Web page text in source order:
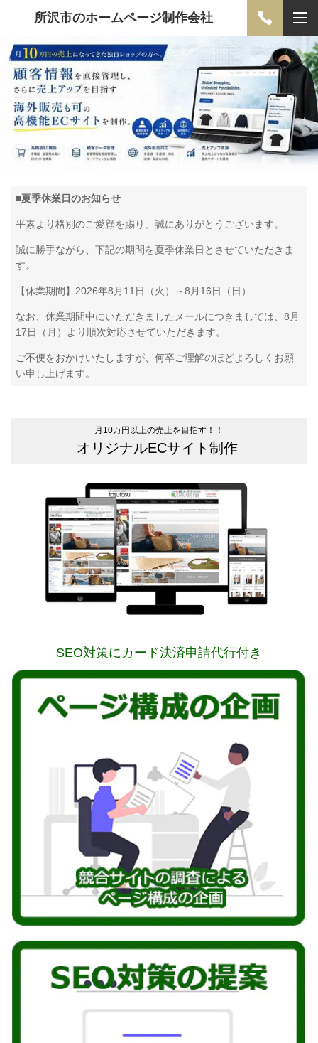
所沢市のホームページ制作会社
■夏季休業日のお知らせ
平素より格別のご愛顧を賜り、誠にありがとうございます。
誠に勝手ながら、下記の期間を夏季休業日とさせていただきま
す。
【休業期間】2026年8月11日（火）～8月16日（日）
なお、休業期間中にいただきましたメールにつきましては、8月
17日（月）より順次対応させていただきます。
ご不便をおかけいたしますが、何卒ご理解のほどよろしくお願
い申し上げます。
月10万円以上の売上を目指す！！
オリジナルECサイト制作
SEO対策にカード決済申請代行付き